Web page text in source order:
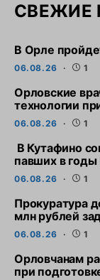
СВЕЖИЕ
В Орле
06.08.26 1
Орловские
технологии
06.08.26 1
В Кутафино
павших в
06.08.26 1
Прокуратура
млн рублей
06.08.26 1
Орловчанам
при